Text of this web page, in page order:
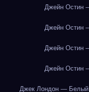
Джейн Остин
Джейн Остин
Джейн Остин
Джейн Остин
Джек Лондон —